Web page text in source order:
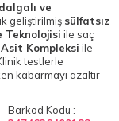
dalgalı ve
geliştirilmiş sülfatsız
Teknolojisi ile saç
Kompleksi ile
testlerle
kabarmayı azaltır
Barkod Kodu :